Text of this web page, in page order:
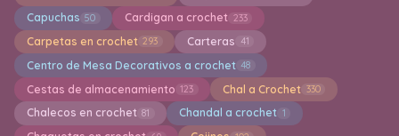
Capuchas 50 Cardigan a crochet 233
Carpetas en crochet 293 Carteras 41
Centro de Mesa Decorativos a crochet 48
Cestas de almacenamiento 123 Chal a Crochet 330
Chalecos en crochet 81 Chandal a crochet 1